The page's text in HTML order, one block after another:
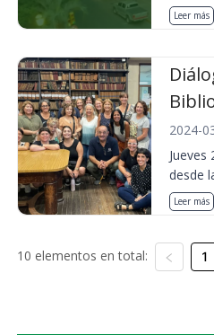
Leer más
2024-
Jueves
desde
Leer más
10 elementos en total: 1